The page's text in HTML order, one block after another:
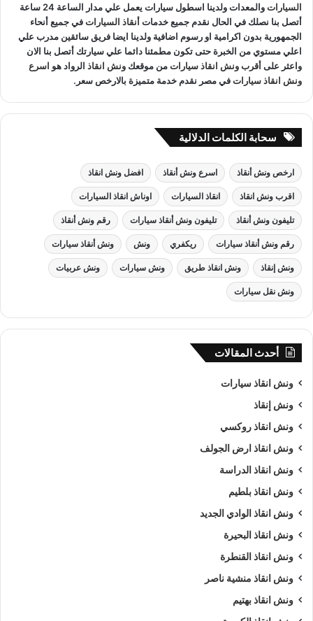
السيارات
والمعدات ولدينا اسطول سيارات يعمل علي مدار الساعة 24 ساعة
أتصل بنا نصلك في الحال نقدم جميع خدماتأنقاذ السياراتفي جميع أنحاء
الجمهورية بدون اكرامية او رسوم اضافية ولدينا ايضا فريق سائقين مدرب علي
اعلي مستوي من الخبرة حتى تكون مطمئنا دائما علي سيارتك أتصل بنا الان
واعثر علىأقرب ونش انقاذ سياراتمن موقعك ونش انقاذ الرواد هو اسرع
ونش انقاذ سياراتفي مصر نقدم خدمة متميزة بالارخص سعر.
سحابة الكلمات الدلالية
ارخص ونش أنقاذ اسرع ونش أنقاذ افضل ونش انقاذ
اقرب ونش انقاذ انقاذ السيارات اوناش انقاذ السيارات
تليفون ونش أنقاذ تليفون ونش أنقاذ سيارات رقم ونش أنقاذ
رقم ونش أنقاذ سيارات ريكفري ونش ونش أنقاذ سيارات
ونش إنقاذ ونش انقاذ طريق ونش سيارات ونش عربيات
ونش نقل سيارات
أحدث المقالات
ونش انقاذ سيارات
ونش إنقاذ
ونش انقاذ روكسي
ونش انقاذ ارض الجولف
ونش انقاذ الدراسة
ونش انقاذ بلطيم
ونش انقاذ الوادي الجديد
ونش انقاذ البحيرة
ونش انقاذ القنطرة
ونش انقاذ منشية ناصر
ونش انقاذ بهتيم